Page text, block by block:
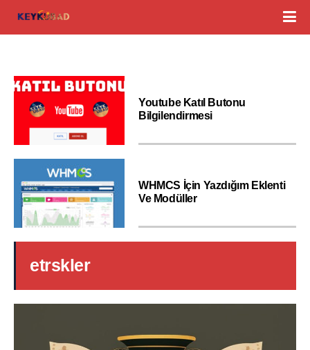
Youtube Katıl Butonu
Bilgilendirmesi
WHMCS İçin Yazdığım Eklenti
Ve Modüller
etrskler